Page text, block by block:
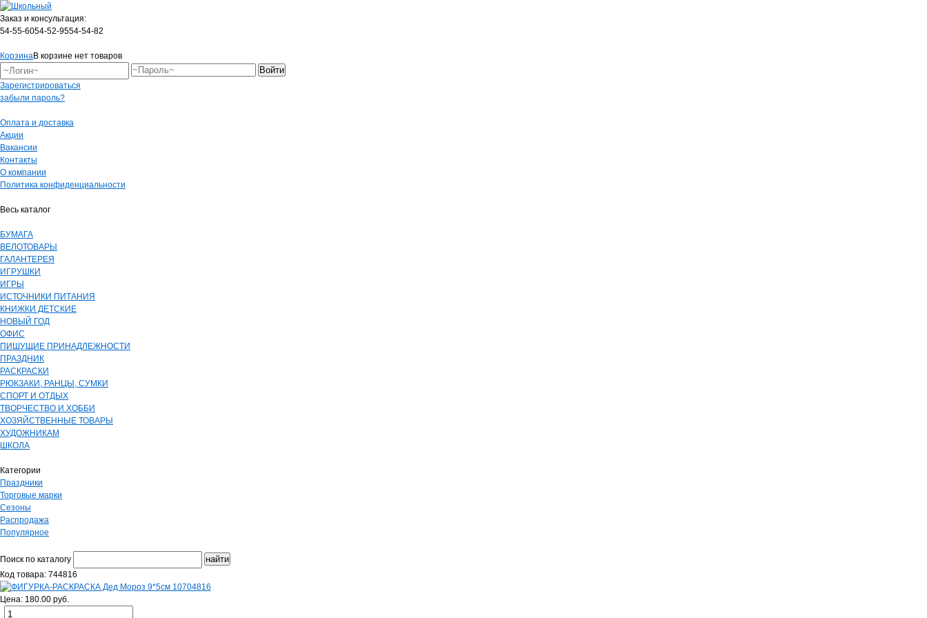
Заказ и консультация:
54-55-6054-52-9554-54-82
КорзинаВ корзине нет товаров
Зарегистрироваться
забыли пароль?
Оплата и доставка
Акции
Вакансии
Контакты
О компании
Политика конфиденциальности
Весь каталог
БУМАГА
ВЕЛОТОВАРЫ
ГАЛАНТЕРЕЯ
ИГРУШКИ
ИГРЫ
ИСТОЧНИКИ ПИТАНИЯ
КНИЖКИ ДЕТСКИЕ
НОВЫЙ ГОД
ОФИС
ПИШУЩИЕ ПРИНАДЛЕЖНОСТИ
ПРАЗДНИК
РАСКРАСКИ
РЮКЗАКИ, РАНЦЫ, СУМКИ
СПОРТ И ОТДЫХ
ТВОРЧЕСТВО И ХОББИ
ХОЗЯЙСТВЕННЫЕ ТОВАРЫ
ХУДОЖНИКАМ
ШКОЛА
Категории
Праздники
Торговые марки
Сезоны
Распродажа
Популярное
Поиск по каталогу
Код товара: 744816
Цена: 180.00 руб.